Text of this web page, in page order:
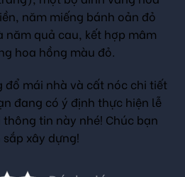
năm miếng bánh oản đỏ
năm quả cau, kết hợp mâm
hoa hồng màu đỏ.
đổ mái nhà và cất nóc chi tiết
đang có ý định thực hiện lễ
tin này nhé! Chúc bạn
xây dựng!